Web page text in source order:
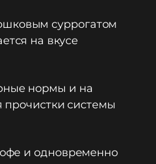
суррогатом
на вкусе
нормы и на
прочистки системы
и одновременно